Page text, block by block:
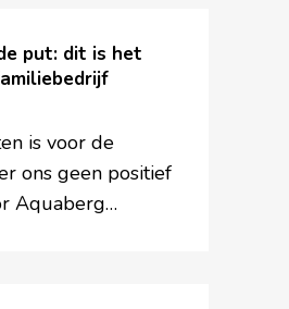
put: dit is het
is voor de
ons geen positief
Aquaberg…